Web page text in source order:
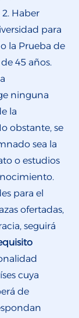
Haber
para
la Prueba de
45 años.
ninguna
la
obstante, se
sea la
o estudios
para el
ofertadas,
seguirá
cuya
de